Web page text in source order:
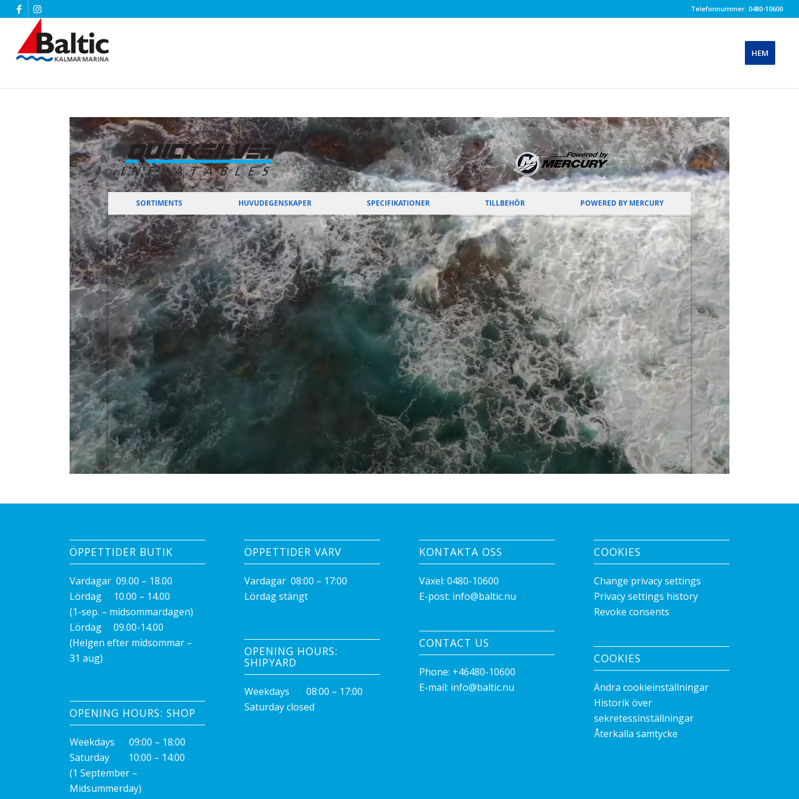
Telefonnummer: 0480-10600
HEM
ÖPPETTIDER BUTIK
Vardagar 09.00 – 18.00
Lördag 10.00 – 14.00
(1-sep. – midsommardagen)
Lördag 09.00-14.00
(Helgen efter midsommar –
31 aug)
OPENING HOURS: SHOP
Weekdays 09:00 – 18:00
Saturday 10:00 – 14:00
(1 September –
Midsummerday)
ÖPPETTIDER VARV
Vardagar 08:00 – 17:00
Lördag stängt
OPENING HOURS:
SHIPYARD
Weekdays 08:00 – 17:00
Saturday closed
KONTAKTA OSS
Växel:0480-10600
E-post: info@baltic.nu
CONTACT US
Phone: +46480-10600
E-mail: info@baltic.nu
COOKIES
Change privacy settings
Privacy settings history
Revoke consents
COOKIES
Ändra cookieinställningar
Historik över
sekretessinställningar
Återkalla samtycke